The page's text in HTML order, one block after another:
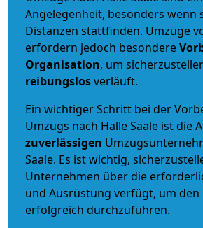
Angelegenheit, besonders wenn
Distanzen stattfinden. Umzüge
erfordern jedoch besondere
Organisation, um
reibungslosverläuft.
Ein wichtiger Schritt bei der
Umzugs nach Halle Saale ist die
zuverlässigen
Saale. Es ist wichtig,
Unternehmen über die
und Ausrüstung verfügt, um den
erfolgreich durchzuführen.